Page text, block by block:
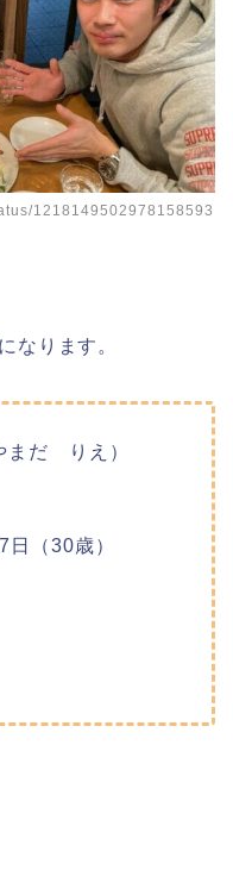
1218149502978158593
なります。
まだ りえ）
（30歳）